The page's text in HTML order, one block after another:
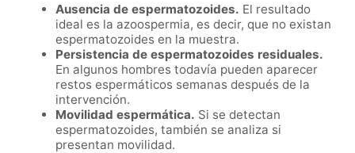
Ausencia de espermatozoides. El resultado
ideal es la azoospermia, es decir, que no existan
espermatozoides en la muestra.
Persistencia de espermatozoides residuales.
En algunos hombres todavía pueden aparecer
restos espermáticos semanas después de la
intervención.
Movilidad espermática. Si se detectan
espermatozoides, también se analiza si
presentan movilidad.